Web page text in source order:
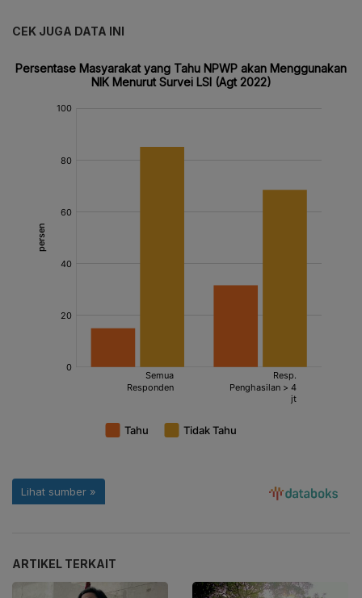
CEK JUGA DATA INI
ARTIKEL TERKAIT